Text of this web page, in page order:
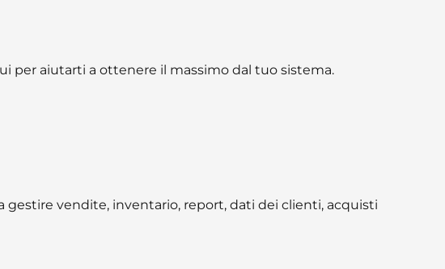
per aiutarti a ottenere il massimo dal tuo sistema.
vendite, inventario, report, dati dei clienti, acquisti